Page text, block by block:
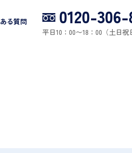
る質問 0120-
平日10：00〜18：00（土日祝